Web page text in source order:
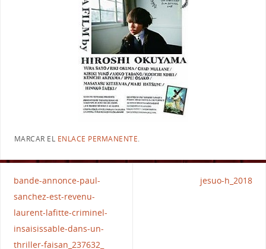
MARCAR EL ENLACE PERMANENTE.
bande-annonce-paul-
sanchez-est-revenu-
laurent-lafitte-criminel-
insaisissable-dans-un-
thriller-faisan_237632_
jesuo-h_2018